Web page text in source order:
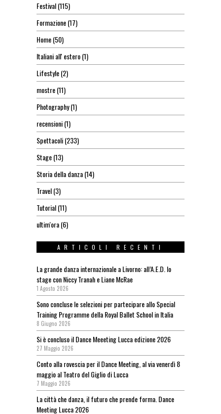
Festival(115)
Formazione(17)
Home(50)
Italiani all' estero(1)
Lifestyle(2)
mostre(11)
Photography(1)
recensioni(1)
Spettacoli(233)
Stage(13)
Storia della danza(14)
Travel(3)
Tutorial(11)
ultim'ora(6)
ARTICOLI RECENTI
La grande danza internazionale a Livorno: all’A.E.D. lo
stage con Niccy Tranah e Liane McRae
1 Agosto 2026
Sono concluse le selezioni per partecipare allo Special
Training Programme della Royal Ballet School in Italia
8 Giugno 2026
Si è concluso il Dance Meeeting Lucca edizione 2026
27 Maggio 2026
Conto alla rovescia per il Dance Meeting, al via venerdì 8
maggio al Teatro del Giglio di Lucca
7 Maggio 2026
La città che danza, il futuro che prende forma. Dance
Meeting Lucca 2026